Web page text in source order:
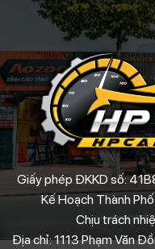
Giấy phép ĐKKD số:
Kế Hoạch Thành
Chịu trách
Địa chỉ: 1113 Phạm Văn